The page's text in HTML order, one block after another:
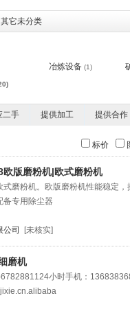
其它未分类
冶炼设备 (1)
二手 提供加工 提供合作
标价
版磨粉机|欧式磨粉机
式磨粉机。欧版磨粉机性能稳定
备专用除尘器
公司
[未核实]
磨机
小时手机：